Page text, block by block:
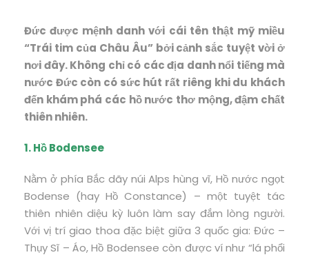
Đức được mệnh danh với cái tên thật mỹ miều
“Trái tim của Châu Âu” bởi cảnh sắc tuyệt vời ở
nơi đây. Không chỉ có các địa danh nổi tiếng mà
nước Đức còn có sức hút rất riêng khi du khách
đến khám phá các hồ nước thơ mộng, đậm chất
thiên nhiên.
1. Hồ Bodensee
Nằm ở phía Bắc dãy núi Alps hùng vĩ, Hồ nước ngọt
Bodense (hay Hồ Constance) – một tuyệt tác
thiên nhiên diệu kỳ luôn làm say đắm lòng người.
Với vị trí giao thoa đặc biệt giữa 3 quốc gia: Đức –
Thụy Sĩ – Áo, Hồ Bodensee còn được ví như “lá phổi